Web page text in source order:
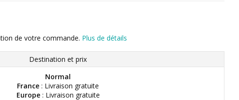
de votre commande. Plus de détails
Destination et prix
Normal
France : Livraison gratuite
Europe: Livraison gratuite